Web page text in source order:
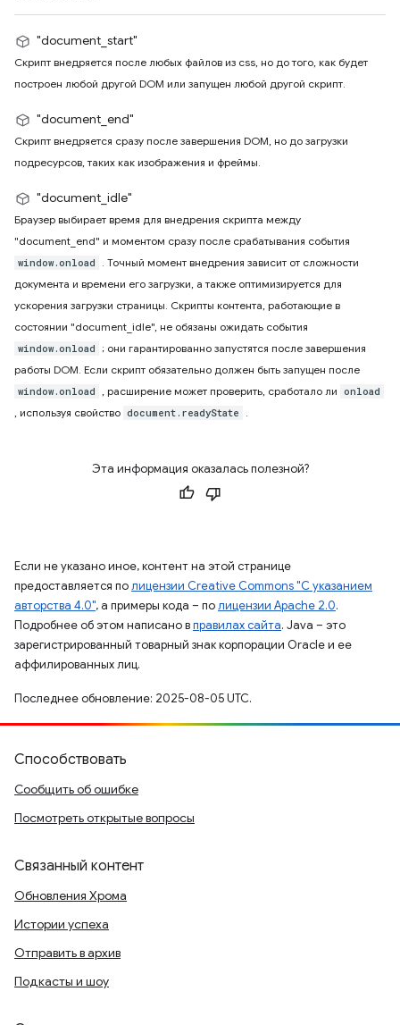
"document_start"
Скрипт внедряется после любых файлов из css, но до того, как будет
построен любой другой DOM или запущен любой другой скрипт.
"document_end"
Скрипт внедряется сразу после завершения DOM, но до загрузки
подресурсов, таких как изображения и фреймы.
"document_idle"
Браузер выбирает время для внедрения скрипта между
"document_end" и моментом сразу после срабатывания события
window.onload
. Точный момент внедрения зависит от сложности
документа и времени его загрузки, а также оптимизируется для
ускорения загрузки страницы. Скрипты контента, работающие в
состоянии "document_idle", не обязаны ожидать события
window.onload
; они гарантированно запустятся после завершения
работы DOM. Если скрипт обязательно должен быть запущен после
window.onload , расширение может проверить, сработало ли onload
, используя свойство document.readyState .
Эта информация оказалась полезной?
Если не указано иное, контент на этой странице
предоставляется полицензии Creative Commons "С указанием
авторства 4.0", а примеры кода – полицензии Apache 2.0.
Подробнее об этом написано вправилах сайта. Java – это
зарегистрированный товарный знак корпорации Oracle и ее
аффилированных лиц.
Последнее обновление: 2025-08-05 UTC.
Способствовать
Сообщить об ошибке
Посмотреть открытые вопросы
Связанный контент
Обновления Хрома
Истории успеха
Отправить в архив
Подкасты и шоу